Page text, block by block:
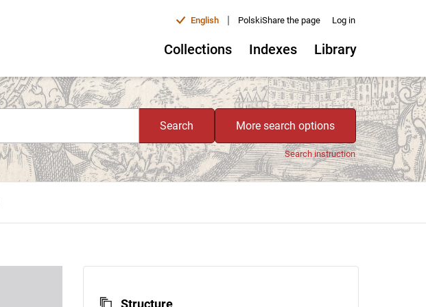
English | PolskiShare the page Log in
Collections Indexes Library
Search More search options
Search instruction
Structure